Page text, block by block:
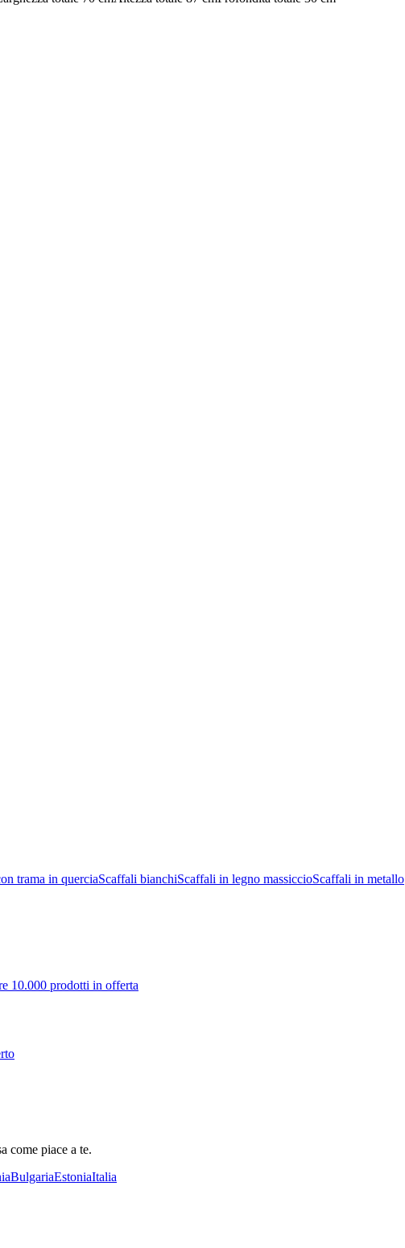
trama in querciaScaffali bianchiScaffali in legno massiccioScaffali in metallo
10.000 prodotti in offerta
come piace a te.
BulgariaEstoniaItalia